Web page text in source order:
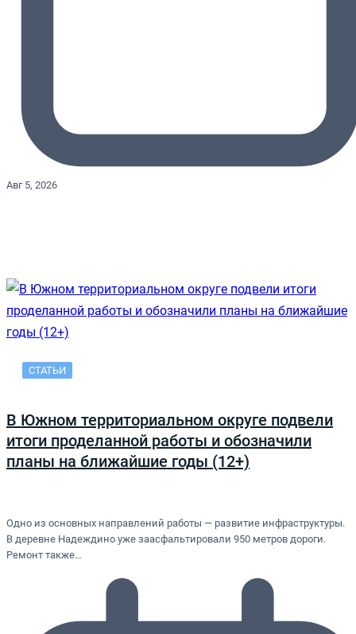
Авг 5, 2026
СТАТЬИ
В Южном территориальном округе подвели
итоги проделанной работы и обозначили
планы на ближайшие годы (12+)
Одно из основных направлений работы — развитие инфраструктуры.
В деревне Надеждино уже заасфальтировали 950 метров дороги.
Ремонт также…